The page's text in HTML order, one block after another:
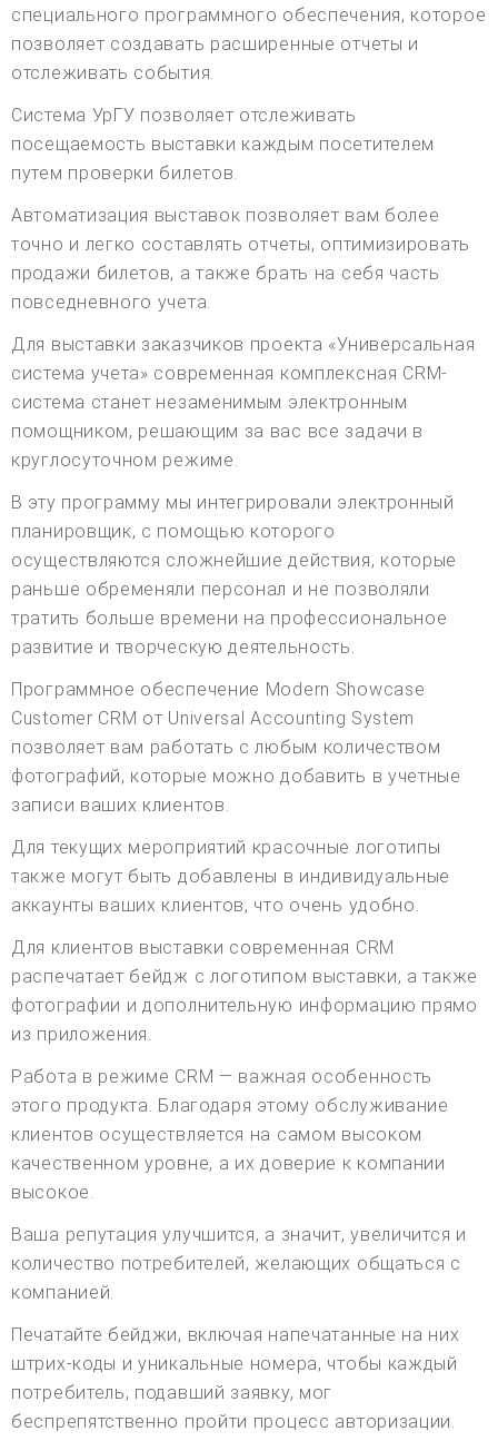
специального программного обеспечения, которое
позволяет создавать расширенные отчеты и
отслеживать события.
Система УрГУ позволяет отслеживать
посещаемость выставки каждым посетителем
путем проверки билетов.
Автоматизация выставок позволяет вам более
точно и легко составлять отчеты, оптимизировать
продажи билетов, а также брать на себя часть
повседневного учета.
Для выставки заказчиков проекта «Универсальная
система учета» современная комплексная CRM-
система станет незаменимым электронным
помощником, решающим за вас все задачи в
круглосуточном режиме.
В эту программу мы интегрировали электронный
планировщик, с помощью которого
осуществляются сложнейшие действия, которые
раньше обременяли персонал и не позволяли
тратить больше времени на профессиональное
развитие и творческую деятельность.
Программное обеспечение Modern Showcase
Customer CRM от Universal Accounting System
позволяет вам работать с любым количеством
фотографий, которые можно добавить в учетные
записи ваших клиентов.
Для текущих мероприятий красочные логотипы
также могут быть добавлены в индивидуальные
аккаунты ваших клиентов, что очень удобно.
Для клиентов выставки современная CRM
распечатает бейдж с логотипом выставки, а также
фотографии и дополнительную информацию прямо
из приложения.
Работа в режиме CRM — важная особенность
этого продукта. Благодаря этому обслуживание
клиентов осуществляется на самом высоком
качественном уровне, а их доверие к компании
высокое.
Ваша репутация улучшится, а значит, увеличится и
количество потребителей, желающих общаться с
компанией.
Печатайте бейджи, включая напечатанные на них
штрих-коды и уникальные номера, чтобы каждый
потребитель, подавший заявку, мог
беспрепятственно пройти процесс авторизации.